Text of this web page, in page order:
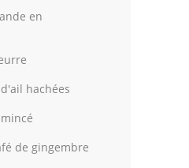
en
hachées
de gingembre